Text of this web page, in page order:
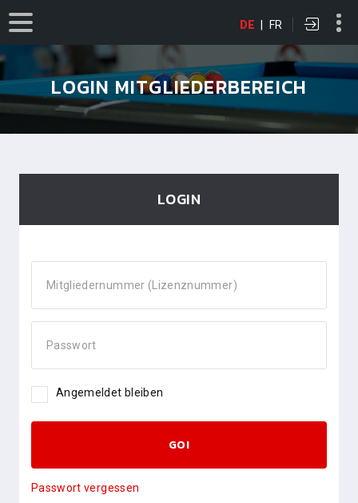
DE | FR
LOGIN MITGLIEDERBEREICH
LOGIN
Mitgliedernummer (Lizenznummer)
Passwort
Angemeldet bleiben
GO!
Passwort vergessen